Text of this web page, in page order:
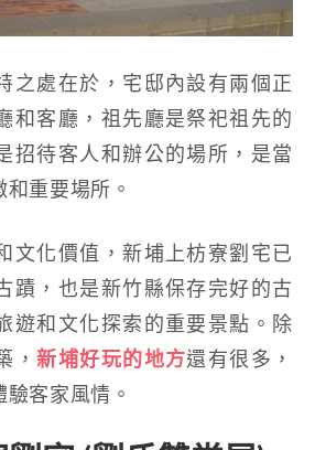
之處在於，宅邸內設有兩個正
和客廳，祖先廳是祭祀祖先的
招待客人和辦公的場所，是當
重要場所。
文化價值，新埔上枋寮劉宅已
蹟，也是新竹縣保存完好的古
遊和文化探索的重要景點。除
，新埔好玩的地方還有很多，
客家風情。